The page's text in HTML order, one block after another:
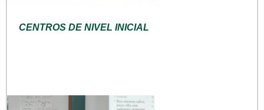
CENTROS DE NIVEL INICIAL